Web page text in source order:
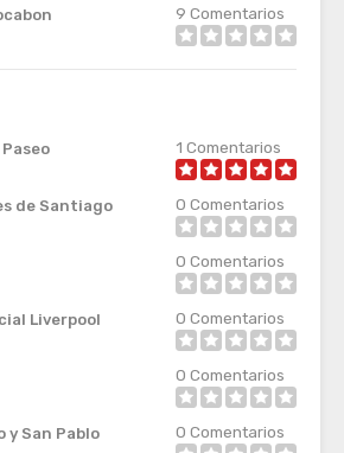
9 Comentarios
1 Comentarios
de Santiago
0 Comentarios
0 Comentarios
Liverpool
0 Comentarios
0 Comentarios
y San Pablo
0 Comentarios